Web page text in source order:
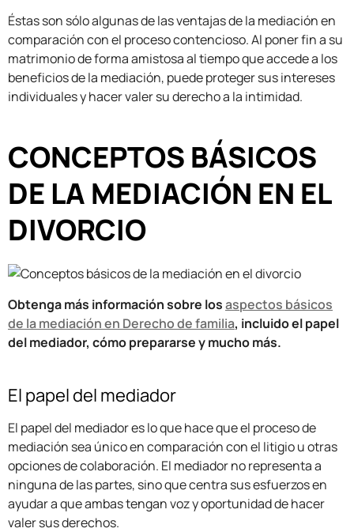
Éstas son sólo algunas de las ventajas de la mediación en
comparación con el proceso contencioso. Al poner fin a su
matrimonio de forma amistosa al tiempo que accede a los
beneficios de la mediación, puede proteger sus intereses
individuales y hacer valer su derecho a la intimidad.
CONCEPTOS BÁSICOS
DE LA MEDIACIÓN EN EL
DIVORCIO
Obtenga más información sobre losaspectos básicos
de la mediación en Derecho de familia, incluido el papel
del mediador, cómo prepararse y mucho más.
El papel del mediador
El papel del mediador es lo que hace que el proceso de
mediación sea único en comparación con el litigio u otras
opciones de colaboración. El mediador no representa a
ninguna de las partes, sino que centra sus esfuerzos en
ayudar a que ambas tengan voz y oportunidad de hacer
valer sus derechos.